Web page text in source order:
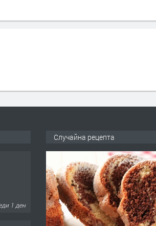
1 ден
Случайна рецепта